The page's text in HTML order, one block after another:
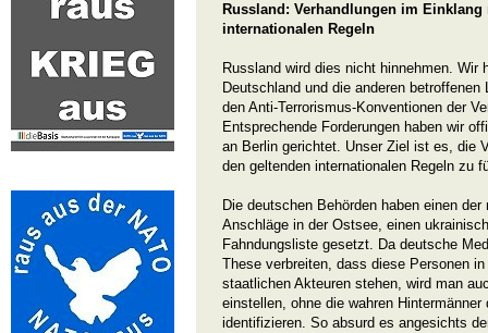
Russland: Verhandlungen im
internationalen Regeln
Russland wird dies nicht hinnehmen. Wir
Deutschland und die anderen
den Anti-Terrorismus-Konventionen der
Entsprechende Forderungen haben wir
an Berlin gerichtet. Unser Ziel ist es, die
den geltenden internationalen Regeln zu
Die deutschen Behörden haben einen
Anschläge in der Ostsee, einen
Fahndungsliste gesetzt. Da deutsche
These verbreiten, dass diese Personen
staatlichen Akteuren stehen, wird man
einstellen, ohne die wahren
identifizieren. So absurd es angesichts